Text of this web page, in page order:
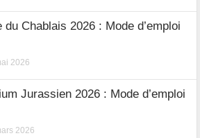
du Chablais 2026 : Mode d’emploi
2026
Jurassien 2026 : Mode d’emploi
2026